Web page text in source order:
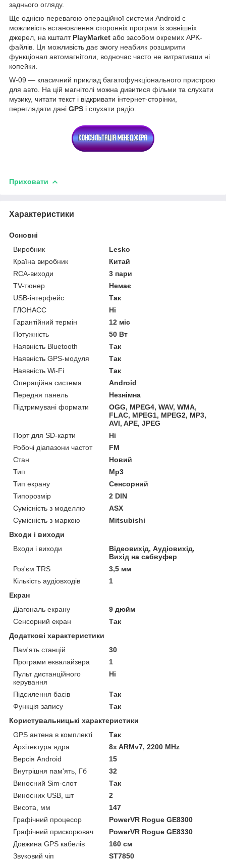
заднього огляду.
Ще однією перевагою операційної системи Android є
можливість встановлення сторонніх програм із зовнішніх
джерел, на кшталт PlayMarket або засобом окремих APK-
файлів. Ця можливість дає змогу неабияк розширити
функціонал автомагнітоли, водночас часто не витративши ні
копейки.
W-09 — класичний приклад багатофункціонального пристрою
для авто. На цій магнітолі можна дивитися фільми та слухати
музику, читати текст і відкривати інтернет-сторінки,
переглядати дані GPS і слухати радіо.
Приховати
Характеристики
Основні
Виробник
Lesko
Країна виробник
Китай
RCA-виходи
3 пари
TV-тюнер
Немає
USB-інтерфейс
Так
ГЛОНАСС
Ні
Гарантійний термін
12 міс
Потужність
50 Вт
Наявність Bluetooth
Так
Наявність GPS-модуля
Так
Наявність Wi-Fi
Так
Операційна система
Android
Передня панель
Незнімна
Підтримувані формати
OGG, MPEG4, WAV, WMA,
FLAC, MPEG1, MPEG2, MP3,
AVI, APE, JPEG
Порт для SD-карти
Ні
Робочі діапазони частот
FM
Стан
Новий
Тип
Mp3
Тип екрану
Сенсорний
Типорозмір
2 DIN
Сумісність з моделлю
ASX
Сумісність з маркою
Mitsubishi
Входи і виходи
Входи і виходи
Відеовихід, Аудіовихід,
Вихід на сабвуфер
Роз'єм TRS
3,5 мм
Кількість аудіовходів
1
Екран
Діагональ екрану
9 дюйм
Сенсорний екран
Так
Додаткові характеристики
Пам'ять станцій
30
Програми еквалайзера
1
Пульт дистанційного
керування
Ні
Підсилення басів
Так
Функція запису
Так
Користувальницькі характеристики
GPS антена в комплекті
Так
Архітектура ядра
8x ARMv7, 2200 MHz
Версія Android
15
Внутрішня пам'ять, Гб
32
Виносний Sim-слот
Так
Виносних USB, шт
2
Висота, мм
147
Графічний процесор
PowerVR Rogue GE8300
Графічний прискорювач
PowerVR Rogue GE8330
Довжина GPS кабелів
160 см
Звуковий чіп
ST7850